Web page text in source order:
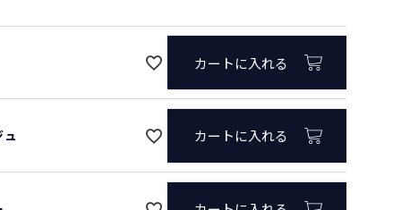
カートに入れる
カートに入れる